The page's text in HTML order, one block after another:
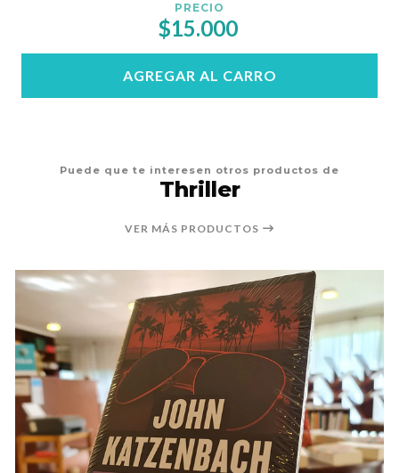
PRECIO
$15.000
AGREGAR AL CARRO
Puede que te interesen otros productos de
Thriller
VER MÁS PRODUCTOS